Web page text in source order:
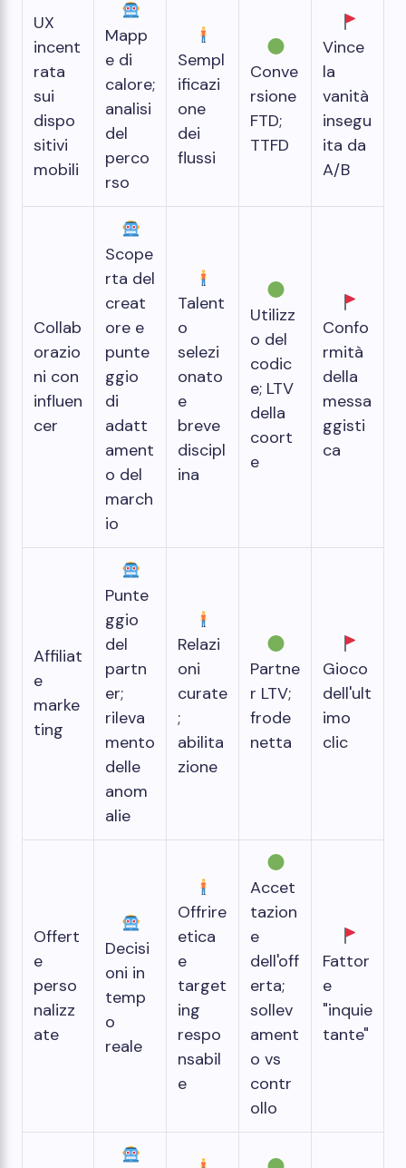
UX
incent
rata
sui
dispo
sitivi
mobili
Mapp
e di
calore;
analisi
del
perco
rso
Sempl
ificazi
one
dei
flussi
Conve
rsione
FTD;
TTFD
Vince
la
vanità
insegu
ita da
A/B
Collab
orazio
ni con
influen
cer
Scope
rta del
creat
ore e
punte
ggio
di
adatt
ament
o del
march
io
Talent
o
selezi
onato
e
breve
discipl
ina
Utilizz
o del
codic
e; LTV
della
coort
e
Confo
rmità
della
messa
ggisti
ca
Affiliat
e
marke
ting
Punte
ggio
del
partn
er;
rileva
mento
delle
anom
alie
Relazi
oni
curate
;
abilita
zione
Partne
r LTV;
frode
netta
Gioco
dell'ult
imo
clic
Offert
e
perso
nalizz
ate
Decisi
oni in
temp
o
reale
Offrire
etica
e
target
ing
respo
nsabil
e
Accet
tazion
e
dell'off
erta;
sollev
ament
o vs
contr
ollo
Fattor
e
"inquie
tante"